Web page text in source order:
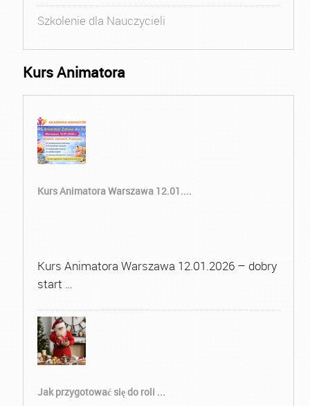
Szkolenie dla Nauczycieli
Kurs Animatora
Kurs Animatora Warszawa 12.01....
Kurs Animatora Warszawa 12.01.2026 – dobry
start …
Jak przygotować się do roli ...